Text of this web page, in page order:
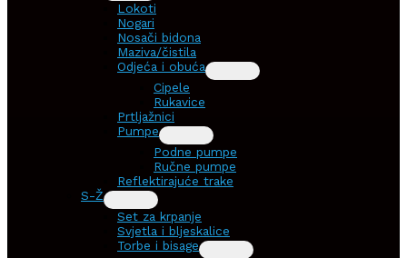
Lokoti
Nogari
Nosači bidona
Maziva/čistila
Odjeća i obuća
Cipele
Rukavice
Prtljažnici
Pumpe
Podne pumpe
Ručne pumpe
Reflektirajuće trake
S-Ž
Set za krpanje
Svjetla i bljeskalice
Torbe i bisage